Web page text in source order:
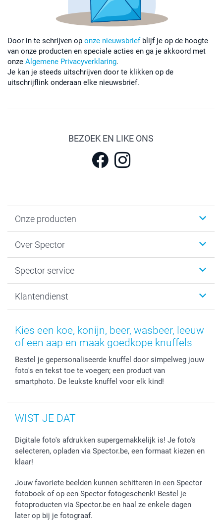
Door in te schrijven op onze nieuwsbrief blijf je op de hoogte
van onze producten en speciale acties en ga je akkoord met
onze Algemene Privacyverklaring.
Je kan je steeds uitschrijven door te klikken op de
uitschrijflink onderaan elke nieuwsbrief.
BEZOEK EN LIKE ONS
Onze producten
Kaartjes
Fotoboeken
Fotoprints, Fotoposter & Fotoalbum met fotoprints
Fotokaders, Decoratie en Snoepjes
Smartphone cases
Over Spector
Sitemap
Privacybeleid
Spector service
smartbonus
Mijn orderstatus
Klantendienst
Kies een koe, konijn, beer, wasbeer, leeuw
of een aap en maak goedkope knuffels
Bestel je gepersonaliseerde knuffel door simpelweg jouw
foto's en tekst toe te voegen; een product van
smartphoto. De leukste knuffel voor elk kind!
WIST JE DAT
Digitale foto's afdrukken supergemakkelijk is! Je foto's
selecteren, opladen via Spector.be, een formaat kiezen en
klaar!
Jouw favoriete beelden kunnen schitteren in een Spector
fotoboek of op een Spector fotogeschenk! Bestel je
fotoproducten via Spector.be en haal ze enkele dagen
later op bij je fotograaf.